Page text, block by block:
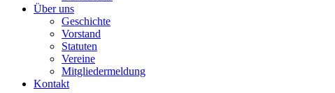
Über uns
Geschichte
Vorstand
Statuten
Vereine
Mitgliedermeldung
Kontakt